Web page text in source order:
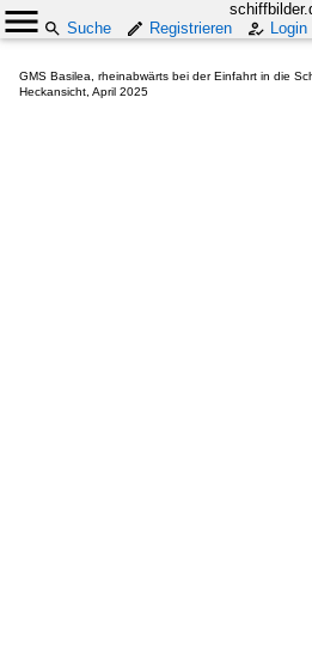
Suche
Registrieren Login
GMS Basilea, rheinabwärts bei der Einfahrt in die
Heckansicht, April 2025